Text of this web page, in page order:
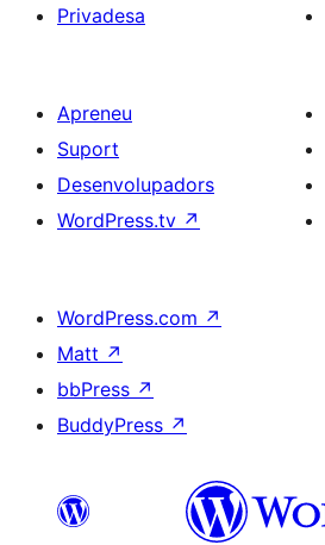
Privadesa
Apreneu
Suport
Desenvolupadors
WordPress.tv ↗
WordPress.com ↗
Matt ↗
bbPress ↗
BuddyPress ↗